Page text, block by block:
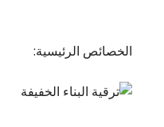
الخصائص الرئيسية: